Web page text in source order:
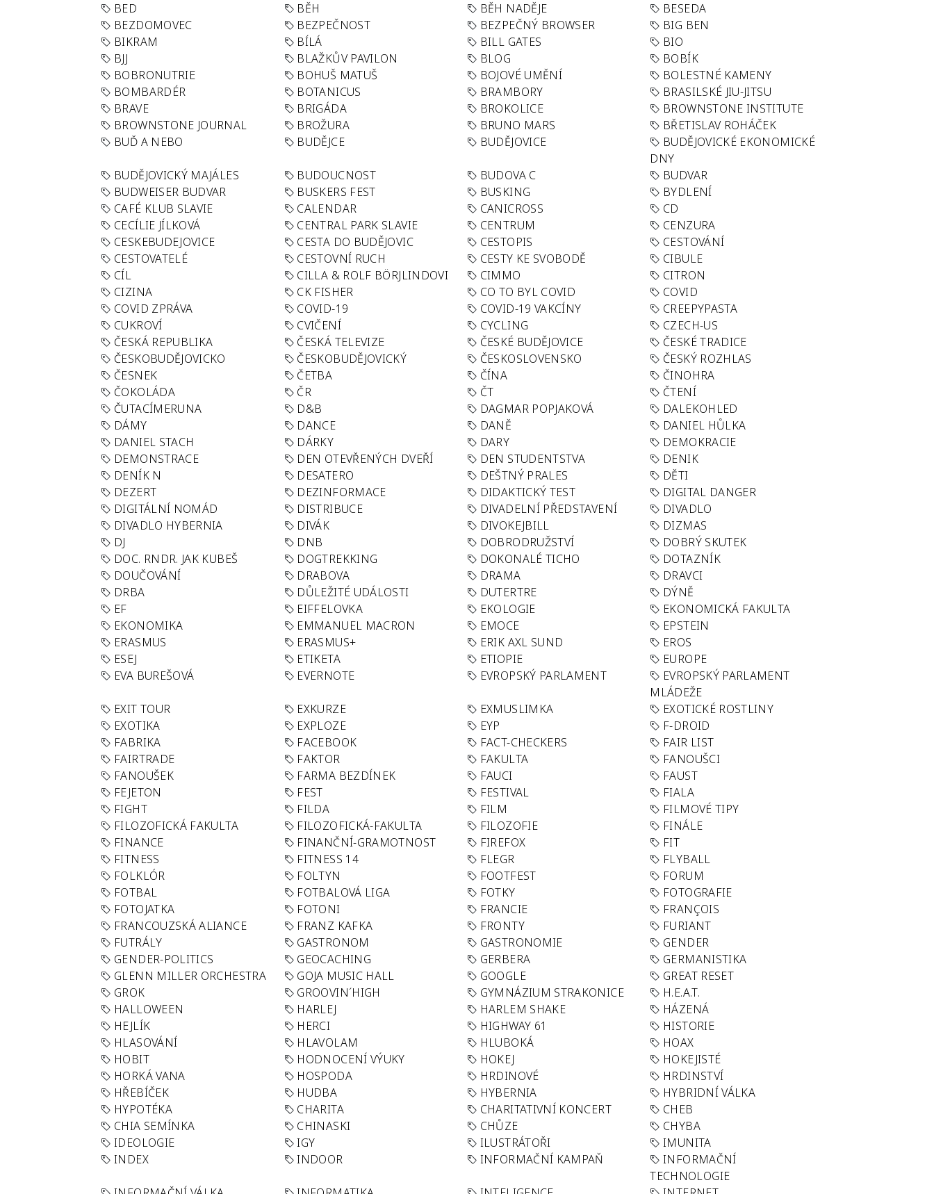
BED
BĚH BĚH NADĚJE
BESEDA
BEZDOMOVEC
BEZPEČNOST BEZPEČNÝ BROWSER
BIG BEN
BIKRAM
BÍLÁ BILL GATES
BIO
BJJ
BLAŽKŮV PAVILON BLOG
BOBÍK
BOBRONUTRIE
BOHUŠ MATUŠ BOJOVÉ UMĚNÍ
BOLESTNÉ KAMENY
BOMBARDÉR
BOTANICUS BRAMBORY
BRASILSKÉ JIU-JITSU
BRAVE
BRIGÁDA BROKOLICE
BROWNSTONE INSTITUTE
BROWNSTONE JOURNAL
BROŽURA BRUNO MARS
BŘETISLAV ROHÁČEK
BUĎ A NEBO
BUDĚJCE BUDĚJOVICE
BUDĚJOVICKÉ EKONOMICKÉ
DNY
BUDĚJOVICKÝ MAJÁLES
BUDOUCNOST BUDOVA C
BUDVAR
BUDWEISER BUDVAR
BUSKERS FEST BUSKING
BYDLENÍ
CAFÉ KLUB SLAVIE
CALENDAR CANICROSS
CD
CECÍLIE JÍLKOVÁ
CENTRAL PARK SLAVIE CENTRUM
CENZURA
CESKEBUDEJOVICE
CESTA DO BUDĚJOVIC CESTOPIS
CESTOVÁNÍ
CESTOVATELÉ
CESTOVNÍ RUCH CESTY KE SVOBODĚ
CIBULE
CÍL
CILLA & ROLF BÖRJLINDOVI CIMMO
CITRON
CIZINA
CK FISHER CO TO BYL COVID
COVID
COVID ZPRÁVA
COVID-19 COVID-19 VAKCÍNY
CREEPYPASTA
CUKROVÍ
CVIČENÍ CYCLING
CZECH-US
ČESKÁ REPUBLIKA
ČESKÁ TELEVIZE ČESKÉ BUDĚJOVICE
ČESKÉ TRADICE
ČESKOBUDĚJOVICKO
ČESKOBUDĚJOVICKÝ ČESKOSLOVENSKO
ČESKÝ ROZHLAS
ČESNEK
ČETBA ČÍNA
ČINOHRA
ČOKOLÁDA
ČR ČT
ČTENÍ
ČUTACÍMERUNA
D&B DAGMAR POPJAKOVÁ
DALEKOHLED
DÁMY
DANCE DANĚ
DANIEL HŮLKA
DANIEL STACH
DÁRKY DARY
DEMOKRACIE
DEMONSTRACE
DEN OTEVŘENÝCH DVEŘÍ DEN STUDENTSTVA
DENIK
DENÍK N
DESATERO DEŠTNÝ PRALES
DĚTI
DEZERT
DEZINFORMACE DIDAKTICKÝ TEST
DIGITAL DANGER
DIGITÁLNÍ NOMÁD
DISTRIBUCE DIVADELNÍ PŘEDSTAVENÍ
DIVADLO
DIVADLO HYBERNIA
DIVÁK DIVOKEJBILL
DIZMAS
DJ
DNB DOBRODRUŽSTVÍ
DOBRÝ SKUTEK
DOC. RNDR. JAK KUBEŠ
DOGTREKKING DOKONALÉ TICHO
DOTAZNÍK
DOUČOVÁNÍ
DRABOVA DRAMA
DRAVCI
DRBA
DŮLEŽITÉ UDÁLOSTI DUTERTRE
DÝNĚ
EF
EIFFELOVKA EKOLOGIE
EKONOMICKÁ FAKULTA
EKONOMIKA
EMMANUEL MACRON EMOCE
EPSTEIN
ERASMUS
ERASMUS+ ERIK AXL SUND
EROS
ESEJ
ETIKETA ETIOPIE
EUROPE
EVA BUREŠOVÁ
EVERNOTE EVROPSKÝ PARLAMENT
EVROPSKÝ PARLAMENT
MLÁDEŽE
EXIT TOUR
EXKURZE EXMUSLIMKA
EXOTICKÉ ROSTLINY
EXOTIKA
EXPLOZE EYP
F-DROID
FABRIKA
FACEBOOK FACT-CHECKERS
FAIR LIST
FAIRTRADE
FAKTOR FAKULTA
FANOUŠCI
FANOUŠEK
FARMA BEZDÍNEK FAUCI
FAUST
FEJETON
FEST FESTIVAL
FIALA
FIGHT
FILDA FILM
FILMOVÉ TIPY
FILOZOFICKÁ FAKULTA
FILOZOFICKÁ-FAKULTA FILOZOFIE
FINÁLE
FINANCE
FINANČNÍ-GRAMOTNOST FIREFOX
FIT
FITNESS
FITNESS 14 FLEGR
FLYBALL
FOLKLÓR
FOLTYN FOOTFEST
FORUM
FOTBAL
FOTBALOVÁ LIGA FOTKY
FOTOGRAFIE
FOTOJATKA
FOTONI FRANCIE
FRANÇOIS
FRANCOUZSKÁ ALIANCE
FRANZ KAFKA FRONTY
FURIANT
FUTRÁLY
GASTRONOM GASTRONOMIE
GENDER
GENDER-POLITICS
GEOCACHING GERBERA
GERMANISTIKA
GLENN MILLER ORCHESTRA
GOJA MUSIC HALL GOOGLE
GREAT RESET
GROK
GROOVIN´HIGH GYMNÁZIUM STRAKONICE
H.E.A.T.
HALLOWEEN
HARLEJ HARLEM SHAKE
HÁZENÁ
HEJLÍK
HERCI HIGHWAY 61
HISTORIE
HLASOVÁNÍ
HLAVOLAM HLUBOKÁ
HOAX
HOBIT
HODNOCENÍ VÝUKY HOKEJ
HOKEJISTÉ
HORKÁ VANA
HOSPODA HRDINOVÉ
HRDINSTVÍ
HŘEBÍČEK
HUDBA HYBERNIA
HYBRIDNÍ VÁLKA
HYPOTÉKA
CHARITA CHARITATIVNÍ KONCERT
CHEB
CHIA SEMÍNKA
CHINASKI CHŮZE
CHYBA
IDEOLOGIE
IGY ILUSTRÁTOŘI
IMUNITA
INDEX
INDOOR INFORMAČNÍ KAMPAŇ
INFORMAČNÍ
TECHNOLOGIE